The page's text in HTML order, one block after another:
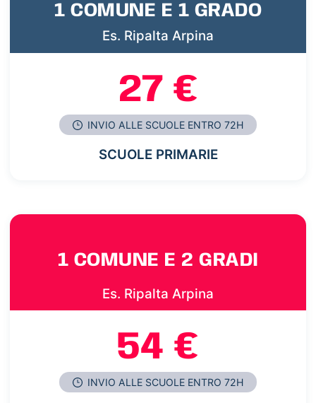
1 COMUNE E 1 GRADO
Es. Ripalta Arpina
27 €
INVIO ALLE SCUOLE ENTRO 72H
SCUOLE PRIMARIE
1 COMUNE E 2 GRADI
Es. Ripalta Arpina
54 €
INVIO ALLE SCUOLE ENTRO 72H